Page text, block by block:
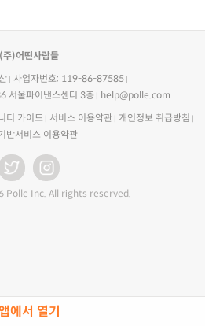
에서 열기
(주)어떤사람들
사업자번호: 119-86-87585
서울파이낸스센터 3층
help@polle.com
티 가이드 서비스 이용약관
개인정보 취급방침
반서비스 이용약관
Polle Inc. All rights reserved.